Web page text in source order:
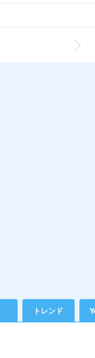
トレンド